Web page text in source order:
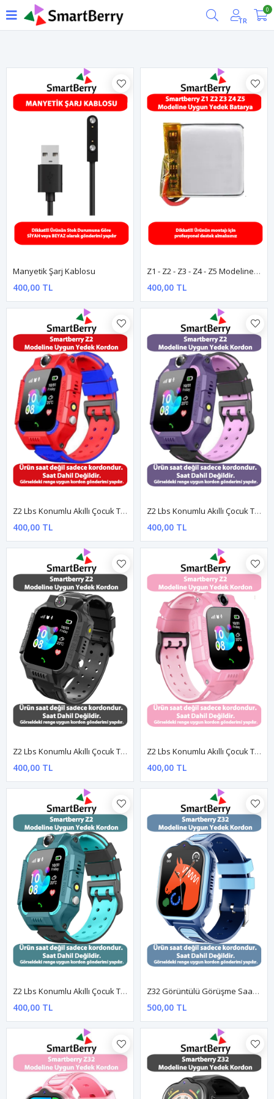
TR
0
Filtrele
Manyetik Şarj Kablosu
400,00 TL
Z1 - Z2 - Z3 - Z4 - Z5 Modeline Uyumlu Batarya / Pil
400,00 TL
Z2 Lbs Konumlu Akıllı Çocuk Takip Saatine Uyumlu Yedek Kordon - Kırmızı
400,00 TL
Z2 Lbs Konumlu Akıllı Çocuk Takip Saatine Uyumlu Yedek Kordon - Mor
400,00 TL
Z2 Lbs Konumlu Akıllı Çocuk Takip Saatine Uyumlu Yedek Kordon - Siyah
400,00 TL
Z2 Lbs Konumlu Akıllı Çocuk Takip Saatine Uyumlu Yedek Kordon - Şeker Pembe
400,00 TL
Z2 Lbs Konumlu Akıllı Çocuk Takip Saatine Uyumlu Yedek Kordon - Yeşil
400,00 TL
Z32 Görüntülü Görüşme Saatine Uyumlu Yedek Kordon - MAVİ
500,00 TL